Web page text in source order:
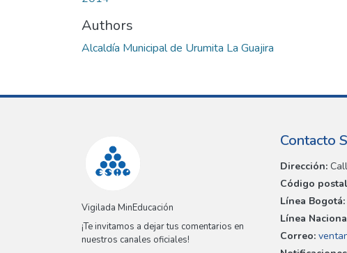
Authors
Alcaldía Municipal de Urumita La Guajira
Vigilada MinEducación
¡Te invitamos a dejar tus comentarios en
nuestros canales oficiales!
Contacto
Dirección:
Código
Línea Bogotá:
Línea
Correo: